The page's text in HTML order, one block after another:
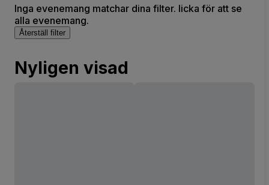
Inga evenemang matchar dina filter. licka för att se
alla evenemang.
Återställ filter
Nyligen visad